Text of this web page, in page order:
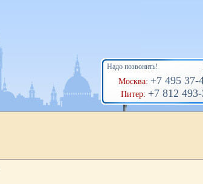
Надо позвонить!
Москва: +7 495 37-
Питер: +7 812